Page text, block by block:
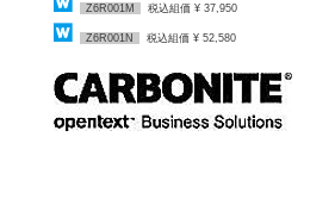
Z6R001M 税込組価 ¥ 37,950
Z6R001N 税込組価 ¥ 52,580